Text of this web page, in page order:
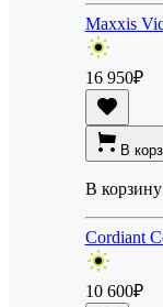
Maxxis
16 950₽
В
В корзину
Cordiant
10 600₽